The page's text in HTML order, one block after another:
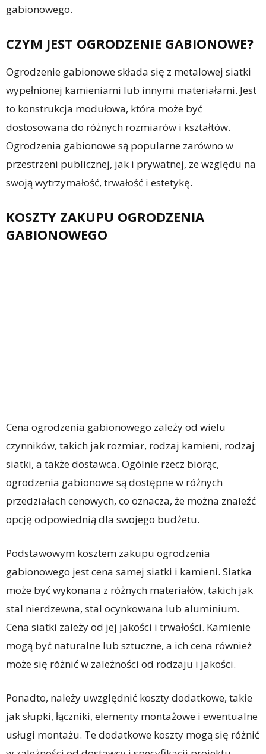
gabionowego.
CZYM JEST OGRODZENIE GABIONOWE?
Ogrodzenie gabionowe składa się z metalowej siatki
wypełnionej kamieniami lub innymi materiałami. Jest
to konstrukcja modułowa, która może być
dostosowana do różnych rozmiarów i kształtów.
Ogrodzenia gabionowe są popularne zarówno w
przestrzeni publicznej, jak i prywatnej, ze względu na
swoją wytrzymałość, trwałość i estetykę.
KOSZTY ZAKUPU OGRODZENIA
GABIONOWEGO
Cena ogrodzenia gabionowego zależy od wielu
czynników, takich jak rozmiar, rodzaj kamieni, rodzaj
siatki, a także dostawca. Ogólnie rzecz biorąc,
ogrodzenia gabionowe są dostępne w różnych
przedziałach cenowych, co oznacza, że można znaleźć
opcję odpowiednią dla swojego budżetu.
Podstawowym kosztem zakupu ogrodzenia
gabionowego jest cena samej siatki i kamieni. Siatka
może być wykonana z różnych materiałów, takich jak
stal nierdzewna, stal ocynkowana lub aluminium.
Cena siatki zależy od jej jakości i trwałości. Kamienie
mogą być naturalne lub sztuczne, a ich cena również
może się różnić w zależności od rodzaju i jakości.
Ponadto, należy uwzględnić koszty dodatkowe, takie
jak słupki, łączniki, elementy montażowe i ewentualne
usługi montażu. Te dodatkowe koszty mogą się różnić